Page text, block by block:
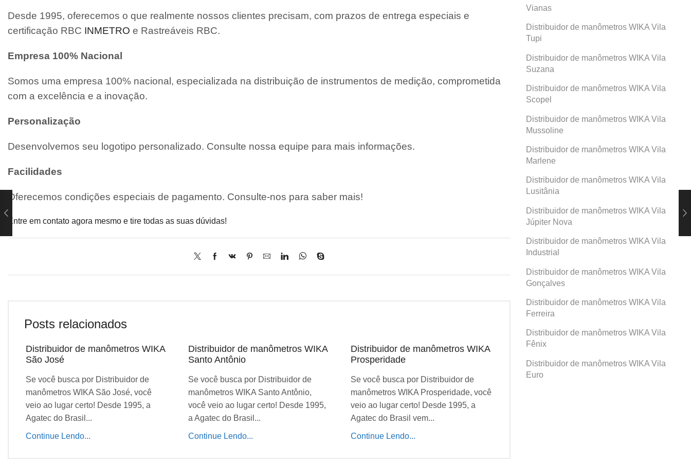
Desde 1995, oferecemos o que realmente nossos clientes precisam, com prazos de entrega especiais e
certificação RBC INMETRO e Rastreáveis RBC.
Empresa 100% Nacional
Somos uma empresa 100% nacional, especializada na distribuição de instrumentos de medição, comprometida
com a excelência e a inovação.
Personalização
Desenvolvemos seu logotipo personalizado. Consulte nossa equipe para mais informações.
Facilidades
Oferecemos condições especiais de pagamento. Consulte-nos para saber mais!
Entre em contato agora mesmo e tire todas as suas dúvidas!
Posts relacionados
Distribuidor de manômetros WIKA
São José
Se você busca por Distribuidor de
manômetros WIKA São José, você
veio ao lugar certo! Desde 1995, a
Agatec do Brasil...
Continue Lendo...
Distribuidor de manômetros WIKA
Santo Antônio
Se você busca por Distribuidor de
manômetros WIKA Santo Antônio,
você veio ao lugar certo! Desde 1995,
a Agatec do Brasil...
Continue Lendo...
Distribuidor de manômetros WIKA
Prosperidade
Se você busca por Distribuidor de
manômetros WIKA Prosperidade, você
veio ao lugar certo! Desde 1995, a
Agatec do Brasil vem...
Continue Lendo...
Distribuidor de manômetros WIKA
Santa Paula
Se você busca por Distribuidor de
Vianas
Distribuidor de manômetros WIKA Vila
Tupi
Distribuidor de manômetros WIKA Vila
Suzana
Distribuidor de manômetros WIKA Vila
Scopel
Distribuidor de manômetros WIKA Vila
Mussoline
Distribuidor de manômetros WIKA Vila
Marlene
Distribuidor de manômetros WIKA Vila
Lusitânia
Distribuidor de manômetros WIKA Vila
Júpiter Nova
Distribuidor de manômetros WIKA Vila
Industrial
Distribuidor de manômetros WIKA Vila
Gonçalves
Distribuidor de manômetros WIKA Vila
Ferreira
Distribuidor de manômetros WIKA Vila
Fênix
Distribuidor de manômetros WIKA Vila
Euro